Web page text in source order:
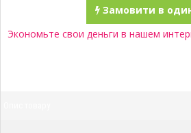
Замовити в
Экономьте свои деньги в нашем